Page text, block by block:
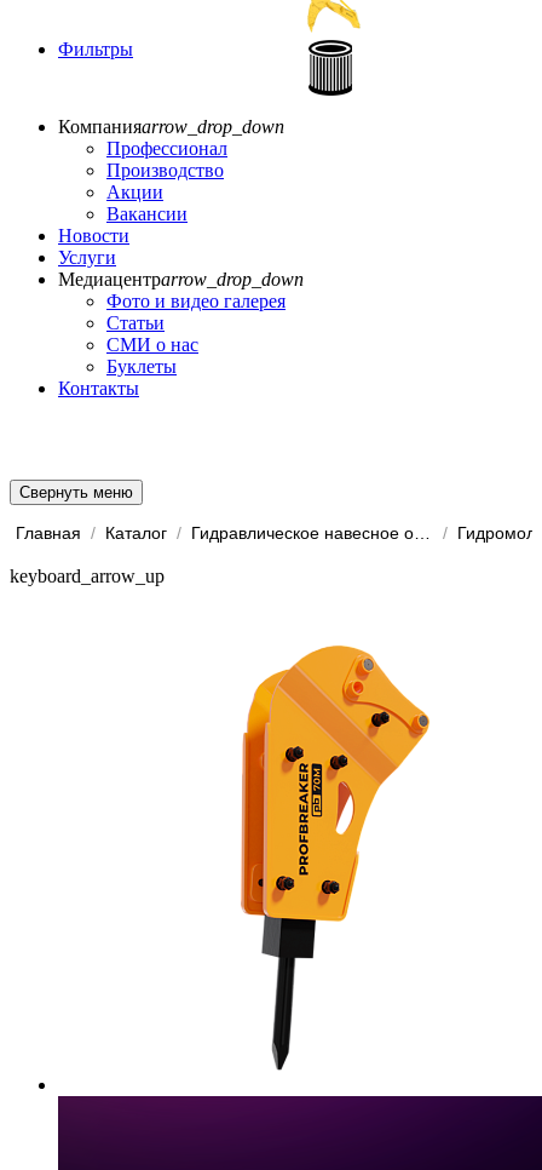
Фильтры
Компанияarrow_drop_down
Профессионал
Производство
Акции
Вакансии
Новости
Услуги
Медиацентрarrow_drop_down
Фото и видео галерея
Статьи
СМИ о нас
Буклеты
Контакты
Свернуть меню
Главная / Каталог / /
keyboard_arrow_up